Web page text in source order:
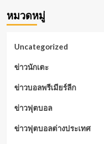
หมวดหมู่
Uncategorized
ข่าวนักเตะ
ข่าวบอลพรีเมียร์ลีก
ข่าวฟุตบอล
ข่าวฟุตบอลต่างประเทศ